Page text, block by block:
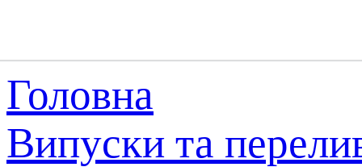
Головна
Випуски та